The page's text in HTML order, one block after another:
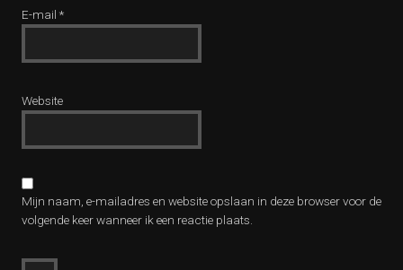
E-mail *
Website
Mijn naam, e-mailadres en website opslaan in deze browser voor de
volgende keer wanneer ik een reactie plaats.